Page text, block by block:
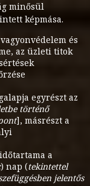
minősül
képmása.
és
az üzleti titok
egyrészt az
történő
], másrészt a
a
) nap (tekintettel
jelentős